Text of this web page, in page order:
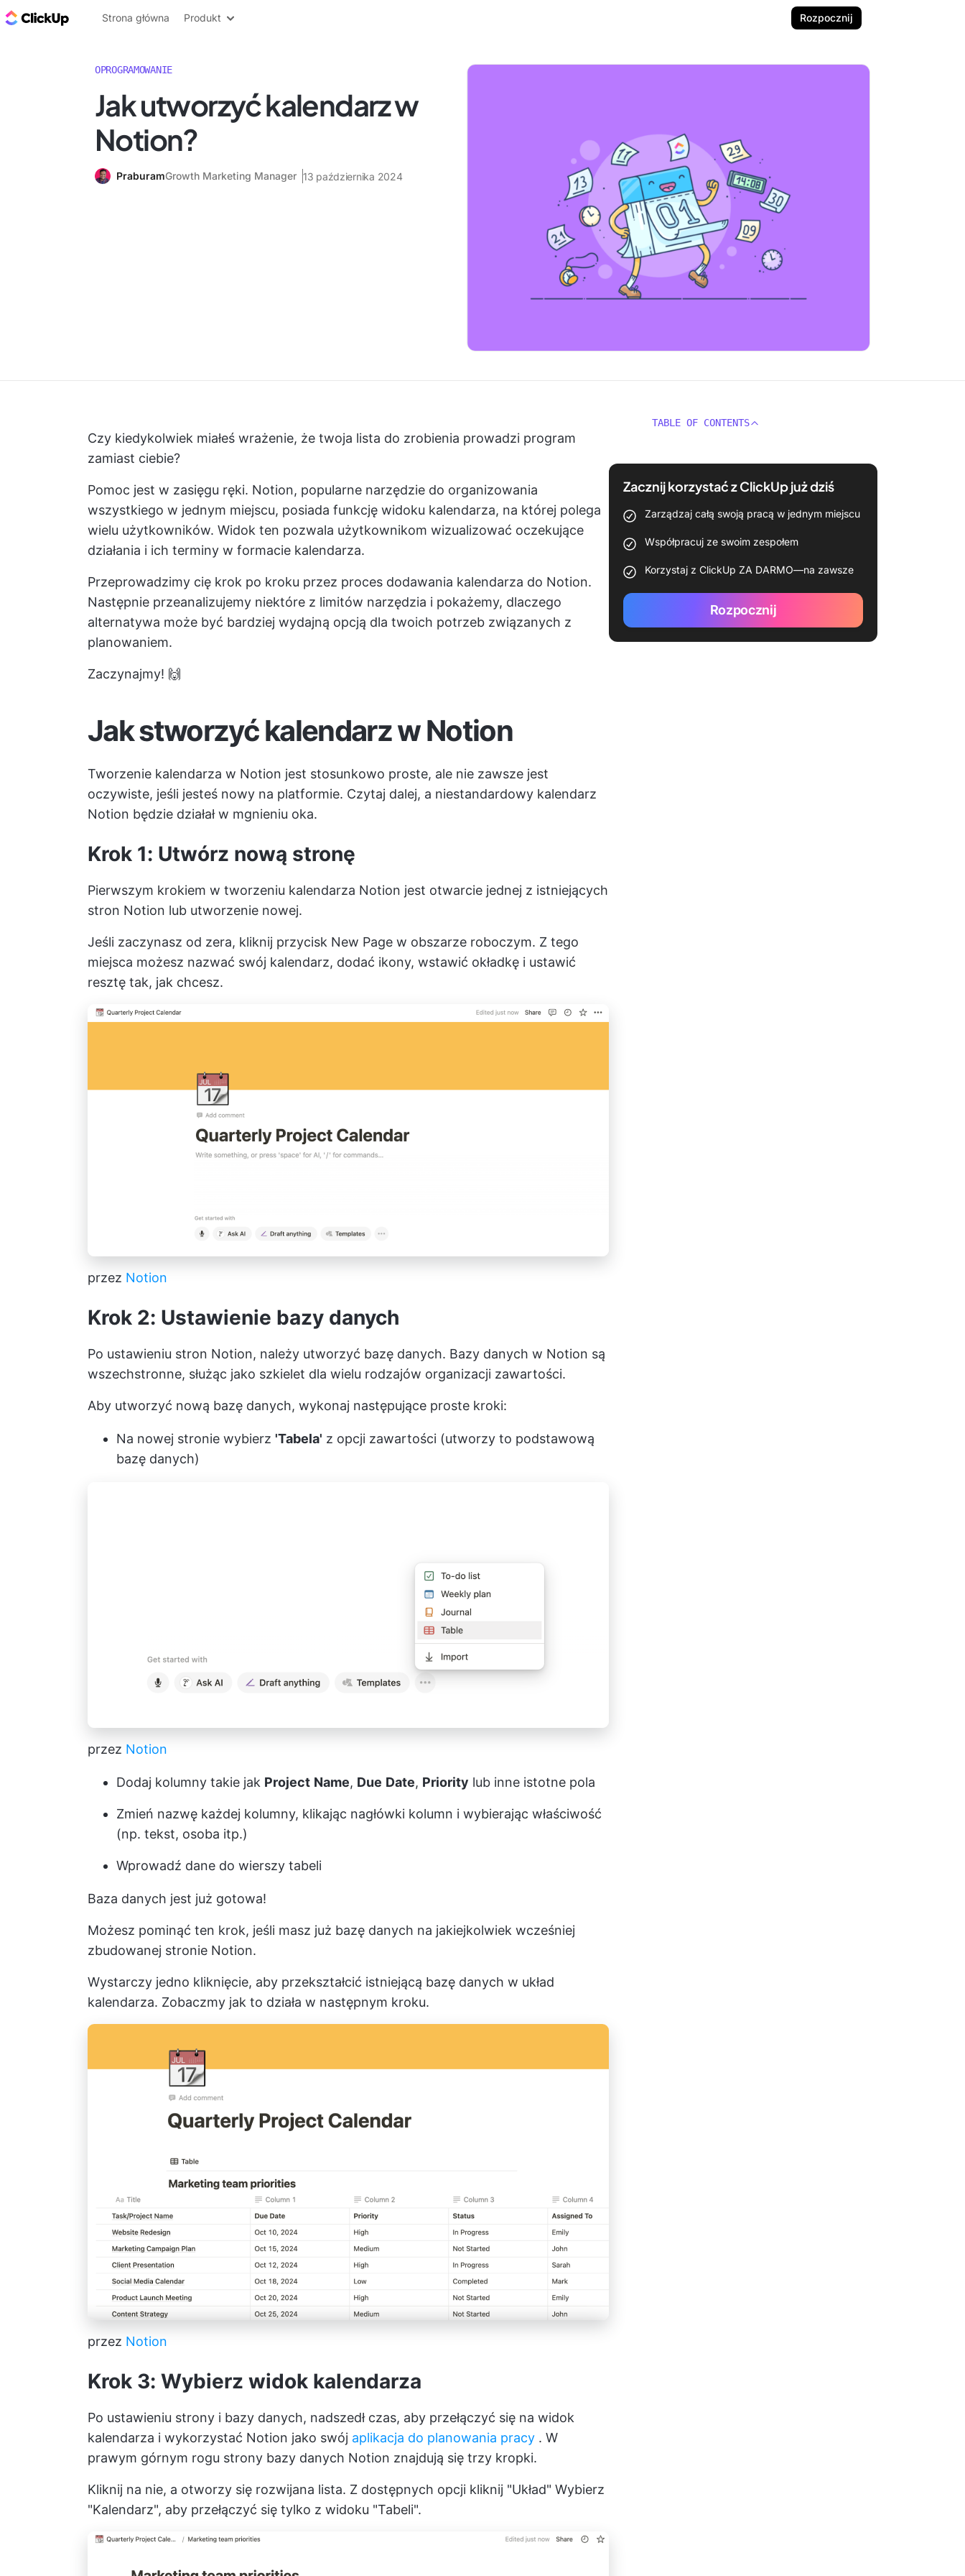
ClickUp Blog
Strona główna Produkt Rozpocznij
OPROGRAMOWANIE
Jak utworzyć kalendarz w
Notion?
PraburamGrowth Marketing Manager 13 października 2024
Czy kiedykolwiek miałeś wrażenie, że twoja lista do zrobienia prowadzi program
zamiast ciebie?
Pomoc jest w zasięgu ręki. Notion, popularne narzędzie do organizowania
wszystkiego w jednym miejscu, posiada funkcję widoku kalendarza, na której polega
wielu użytkowników. Widok ten pozwala użytkownikom wizualizować oczekujące
działania i ich terminy w formacie kalendarza.
Przeprowadzimy cię krok po kroku przez proces dodawania kalendarza do Notion.
Następnie przeanalizujemy niektóre z limitów narzędzia i pokażemy, dlaczego
alternatywa może być bardziej wydajną opcją dla twoich potrzeb związanych z
planowaniem.
Zaczynajmy! 🙌
Jak stworzyć kalendarz w Notion
Tworzenie kalendarza w Notion jest stosunkowo proste, ale nie zawsze jest
oczywiste, jeśli jesteś nowy na platformie. Czytaj dalej, a niestandardowy kalendarz
Notion będzie działał w mgnieniu oka.
Krok 1: Utwórz nową stronę
Pierwszym krokiem w tworzeniu kalendarza Notion jest otwarcie jednej z istniejących
stron Notion lub utworzenie nowej.
Jeśli zaczynasz od zera, kliknij przycisk New Page w obszarze roboczym. Z tego
miejsca możesz nazwać swój kalendarz, dodać ikony, wstawić okładkę i ustawić
resztę tak, jak chcesz.
przez Notion
Krok 2: Ustawienie bazy danych
Po ustawieniu stron Notion, należy utworzyć bazę danych. Bazy danych w Notion są
wszechstronne, służąc jako szkielet dla wielu rodzajów organizacji zawartości.
Aby utworzyć nową bazę danych, wykonaj następujące proste kroki:
Na nowej stronie wybierz 'Tabela' z opcji zawartości (utworzy to podstawową
bazę danych)
przez Notion
Dodaj kolumny takie jak Project Name, Due Date, Priority lub inne istotne pola
Zmień nazwę każdej kolumny, klikając nagłówki kolumn i wybierając właściwość
(np. tekst, osoba itp.)
Wprowadź dane do wierszy tabeli
Baza danych jest już gotowa!
Możesz pominąć ten krok, jeśli masz już bazę danych na jakiejkolwiek wcześniej
zbudowanej stronie Notion.
Wystarczy jedno kliknięcie, aby przekształcić istniejącą bazę danych w układ
kalendarza. Zobaczmy jak to działa w następnym kroku.
przez Notion
Krok 3: Wybierz widok kalendarza
Po ustawieniu strony i bazy danych, nadszedł czas, aby przełączyć się na widok
kalendarza i wykorzystać Notion jako swój aplikacja do planowania pracy . W
prawym górnym rogu strony bazy danych Notion znajdują się trzy kropki.
Kliknij na nie, a otworzy się rozwijana lista. Z dostępnych opcji kliknij "Układ" Wybierz
"Kalendarz", aby przełączyć się tylko z widoku "Tabeli".
TABLE OF CONTENTS
Zacznij korzystać z ClickUp już dziś
Zarządzaj całą swoją pracą w jednym miejscu
Współpracuj ze swoim zespołem
Korzystaj z ClickUp ZA DARMO—na zawsze
Rozpocznij